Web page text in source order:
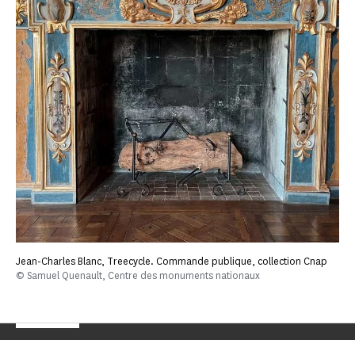
Jean-Charles Blanc, Treecycle. Commande publique, collection Cnap
© Samuel Quenault, Centre des monuments nationaux